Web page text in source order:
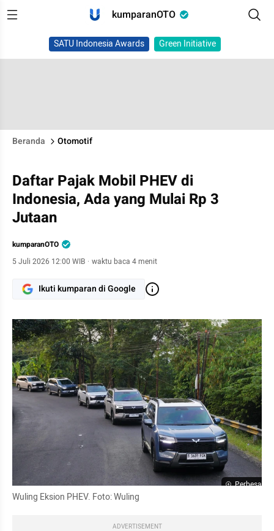
kumparanOTO
SATU Indonesia Awards Green Initiative
Beranda Otomotif
Daftar Pajak Mobil PHEV di
Indonesia, Ada yang Mulai Rp 3
Jutaan
kumparanOTO
5 Juli 2026 12:00 WIB · waktu baca 4 menit
Ikuti kumparan di Google
Perbesar
Wuling Eksion PHEV. Foto: Wuling
ADVERTISEMENT